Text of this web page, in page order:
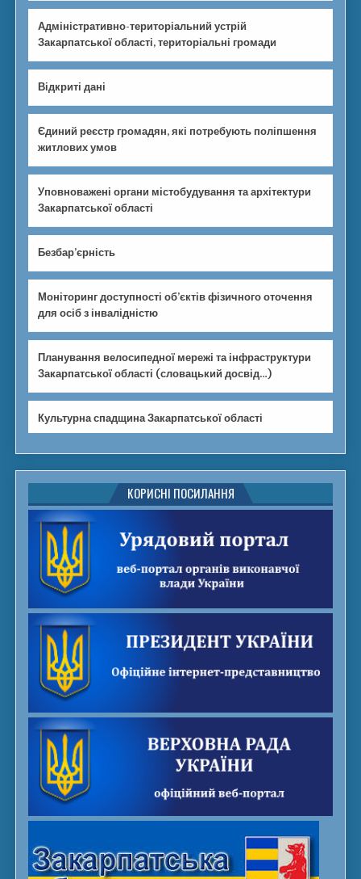
Адміністративно-територіальний устрій
Закарпатської області, територіальні громади
Відкриті дані
Єдиний реєстр громадян, які потребують поліпшення
житлових умов
Уповноважені органи містобудування та архітектури
Закарпатської області
Безбар’єрність
Моніторинг доступності об’єктів фізичного оточення
для осіб з інвалідністю
Планування велосипедної мережі та інфраструктури
Закарпатської області (словацький досвід…)
Культурна спадщина Закарпатської області
КОРИСНІ ПОСИЛАННЯ